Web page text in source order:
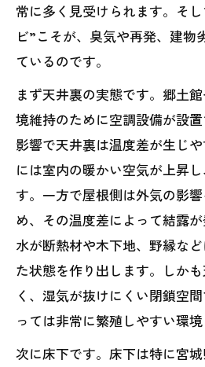
常に多く見受けられます。そ
ビ”こそが、臭気や再発、建物
ているのです。
まず天井裏の実態です。郷土
境維持のために空調設備が設
影響で天井裏は温度差が生じ
には室内の暖かい空気が上昇
す。一方で屋根側は外気の影
め、その温度差によって結露
水が断熱材や木下地、野縁な
た状態を作り出します。しか
く、湿気が抜けにくい閉鎖空
っては非常に繁殖しやすい環境
次に床下です。床下は特に宮